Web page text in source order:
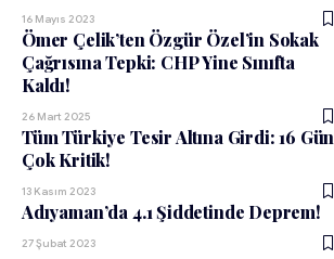
16 Mayıs 2023
Ömer Çelik’ten Özgür Özel’in Sokak
Çağrısına Tepki: CHP Yine Sınıfta
Kaldı!
26 Mart 2025
Tüm Türkiye Tesir Altına Girdi: 16 Gün
Çok Kritik!
13 Kasım 2023
Adıyaman’da 4.1 Şiddetinde Deprem!
27 Şubat 2023